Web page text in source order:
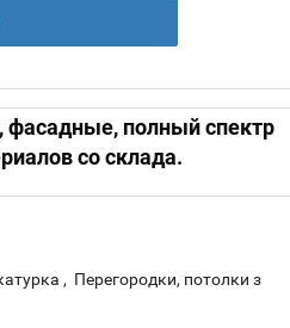
фасадные, полный спектр
со склада.
, Перегородки, потолки з